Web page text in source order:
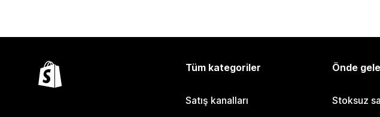
Tüm kategoriler
Satış kanalları
Önde
Stoksuz